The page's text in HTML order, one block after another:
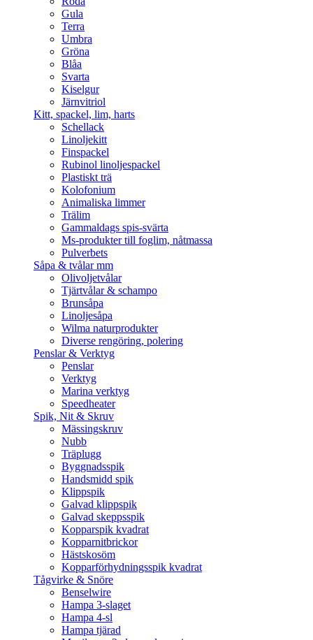
Gula
Terra
Umbra
Gröna
Blåa
Svarta
Kiselgur
Järnvitriol
Kitt, spackel, lim, harts
Schellack
Linoljekitt
Finspackel
Rubinol linoljespackel
Plastiskt trä
Kolofonium
Animaliska limmer
Trälim
Gammaldags spis-svärta
Ms-produkter till foglim, nåtmassa
Pulverbets
Såpa & tvålar mm
Olivoljetvålar
Tjärtvålar & schampo
Brunsåpa
Linoljesåpa
Wilma naturprodukter
Diverse rengöring, polering
Penslar & Verktyg
Penslar
Verktyg
Marina verktyg
Speedheater
Spik, Nit & Skruv
Mässingskruv
Nubb
Träplugg
Byggnadsspik
Handsmidd spik
Klippspik
Galvad klippspik
Galvad skeppsspik
Kopparspik kvadrat
Kopparnitbrickor
Hästskosöm
Kopparförhydningsspik kvadrat
Tågvirke & Snöre
Benselwire
Hampa 3-slaget
Hampa 4-sl
Hampa tjärad